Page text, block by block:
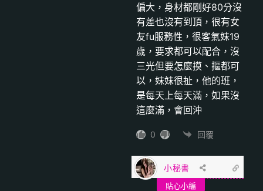
偏大，身材都剛好80分沒
有差也沒有到頂，很有女
友fu服務性，很客氣妹19
歲，要求都可以配合，沒
三光但要怎麼摸、摳都可
以，妹妹很扯，他的班，
是每天上每天滿，如果沒
這麼滿，會回沖
0 回覆
小秘書
貼心小編